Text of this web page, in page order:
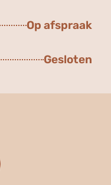
Op afspraak
Gesloten